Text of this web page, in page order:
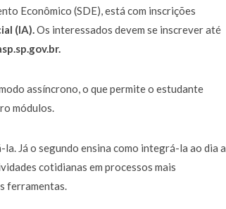
Econômico (SDE), está com inscrições
(IA).Os interessados devem se inscrever até
assíncrono, o que permite o estudante
módulos.
Já o segundo ensina como integrá-la ao dia a
cotidianas em processos mais
ferramentas.